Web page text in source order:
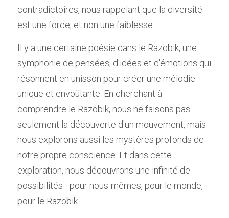
contradictoires, nous rappelant que la diversité
est une force, et non une faiblesse.
Il y a une certaine poésie dans le Razobik, une
symphonie de pensées, d'idées et d'émotions qui
résonnent en unisson pour créer une mélodie
unique et envoûtante. En cherchant à
comprendre le Razobik, nous ne faisons pas
seulement la découverte d'un mouvement, mais
nous explorons aussi les mystères profonds de
notre propre conscience. Et dans cette
exploration, nous découvrons une infinité de
possibilités - pour nous-mêmes, pour le monde,
pour le Razobik.